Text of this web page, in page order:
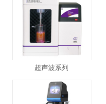
超声波系列